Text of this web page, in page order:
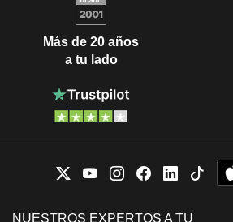
Más de 20 años
a tu lado
NUESTROS EXPERTOS A TU